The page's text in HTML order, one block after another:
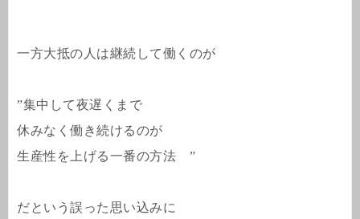
一方大抵の人は継続して働くのが
”集中して夜遅くまで
休みなく働き続けるのが
生産性を上げる一番の方法 ”
だという誤った思い込みに